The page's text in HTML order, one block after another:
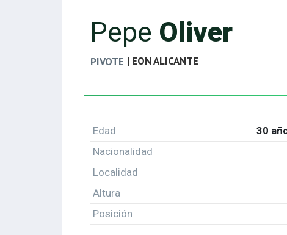
Pepe Oliver
PIVOTE | EON ALICANTE
Edad 30
Nacionalidad
Localidad
Altura
Posición